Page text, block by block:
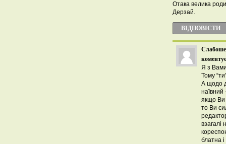
Отака велика
Дерзай.
ВІДПОВІCТИ
Я з
Тому
А щодо
наївний
якщо Ви
то Ви
взагалі
блатна